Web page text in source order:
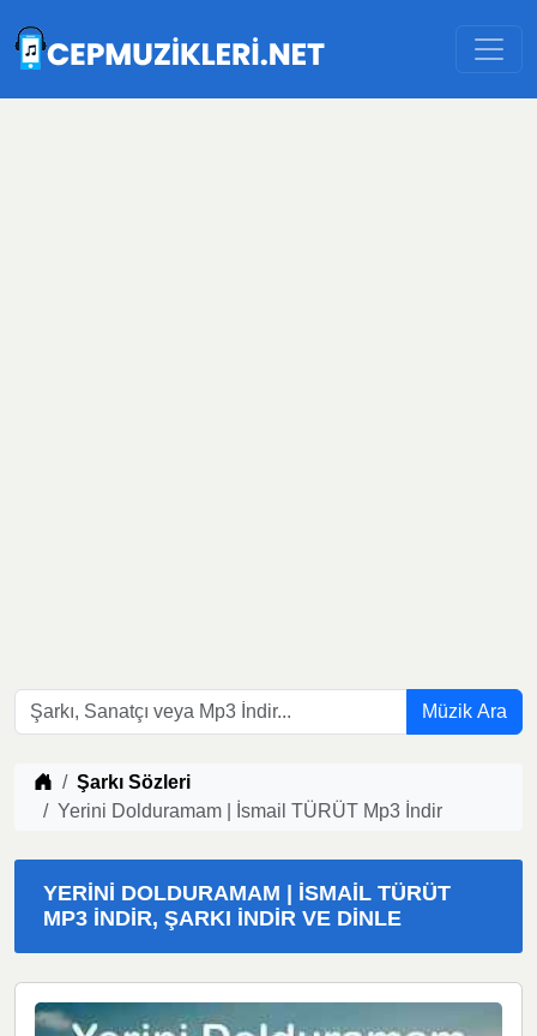
Müzik Ara
Müzik indir
Şarkı Sözleri
Yerini Dolduramam | İsmail TÜRÜT Mp3 İndir
YERINI DOLDURAMAM | İSMAIL TÜRÜT
MP3 İNDIR, ŞARKI İNDIR VE DINLE